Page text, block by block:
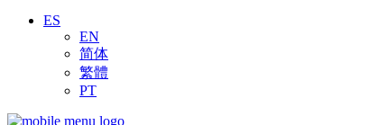
ES
EN
简体
繁體
PT